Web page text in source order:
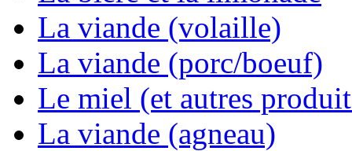
La viande (volaille)
La viande (porc/boeuf)
Le miel (et autres
La viande (agneau)